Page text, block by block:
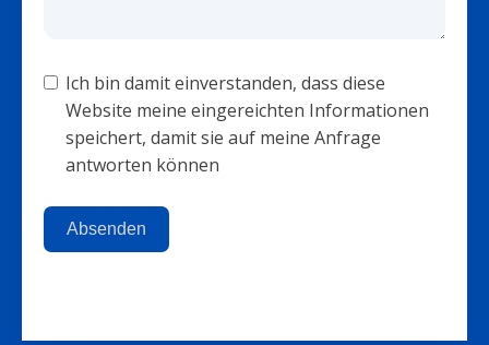
Ich bin damit einverstanden, dass diese
Website meine eingereichten Informationen
speichert, damit sie auf meine Anfrage
antworten können
Absenden